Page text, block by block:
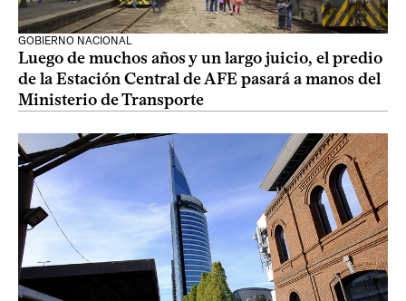
GOBIERNO NACIONAL
Luego de muchos años y un largo juicio, el predio
de la Estación Central de AFE pasará a manos del
Ministerio de Transporte